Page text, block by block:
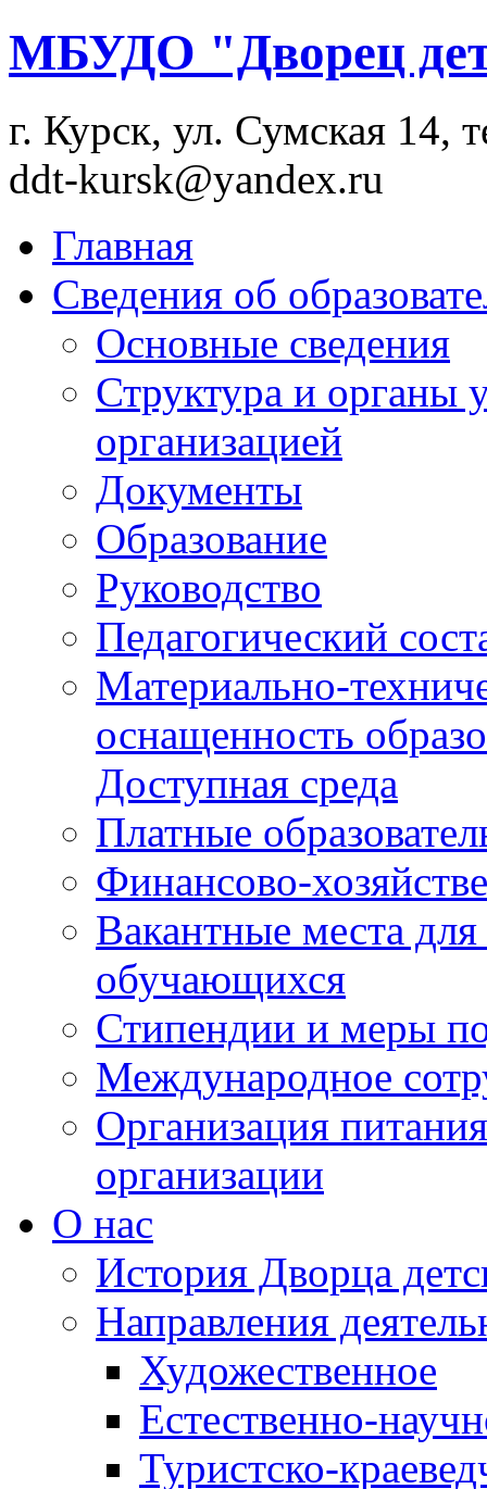
МБУДО "Дворец
г. Курск, ул. Сумская 14,
ddt-kursk@yandex.ru
Главная
Сведения об
Основные сведения
Структура и органы
организацией
Документы
Образование
Руководство
Педагогический
Материально-
оснащенность
Доступная среда
Платные
Финансово-
Вакантные места
обучающихся
Стипендии и меры
Международное
Организация
организации
О нас
История Дворца
Направления
Художественное
Естественно-
Туристско-